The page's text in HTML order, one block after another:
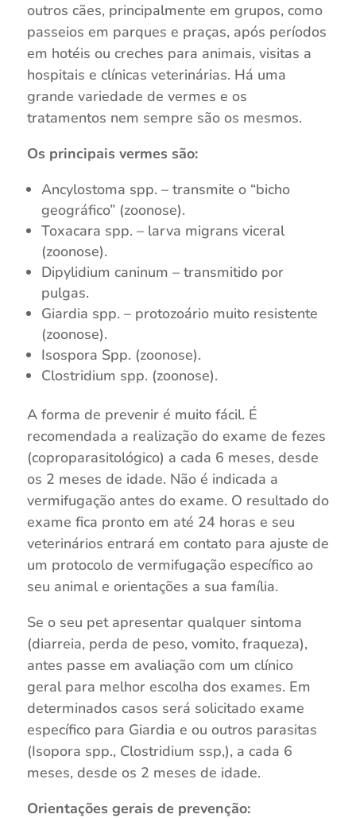
outros cães, principalmente em grupos, como
passeios em parques e praças, após períodos
em hotéis ou creches para animais, visitas a
hospitais e clínicas veterinárias. Há uma
grande variedade de vermes e os
tratamentos nem sempre são os mesmos.
Os principais vermes são:
Ancylostoma spp. – transmite o “bicho
geográfico” (zoonose).
Toxacara spp. – larva migrans viceral
(zoonose).
Dipylidium caninum – transmitido por
pulgas.
Giardia spp. – protozoário muito resistente
(zoonose).
Isospora Spp. (zoonose).
Clostridium spp. (zoonose).
A forma de prevenir é muito fácil. É
recomendada a realização do exame de fezes
(coproparasitológico) a cada 6 meses, desde
os 2 meses de idade. Não é indicada a
vermifugação antes do exame. O resultado do
exame fica pronto em até 24 horas e seu
veterinários entrará em contato para ajuste de
um protocolo de vermifugação específico ao
seu animal e orientações a sua família.
Se o seu pet apresentar qualquer sintoma
(diarreia, perda de peso, vomito, fraqueza),
antes passe em avaliação com um clínico
geral para melhor escolha dos exames. Em
determinados casos será solicitado exame
específico para Giardia e ou outros parasitas
(Isopora spp., Clostridium ssp,), a cada 6
meses, desde os 2 meses de idade.
Orientações gerais de prevenção: